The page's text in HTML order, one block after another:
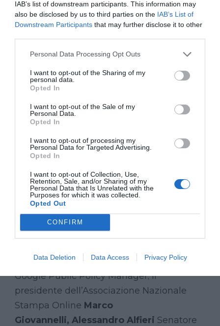
IAB’s list of downstream participants. This information may
also be disclosed by us to third parties on the IAB’s List of
Downstream Participants that may further disclose it to other
Personal Data Processing Opt Outs
I want to opt-out of the Sharing of my
personal data.
Opted In
I want to opt-out of the Sale of my
Personal Data.
Opted In
I want to opt-out of processing my
Personal Data for Targeted Advertising.
Opted In
I want to opt-out of Collection, Use,
Retention, Sale, and/or Sharing of my
Personal Data that Is Unrelated with the
Purposes for which it was collected.
Opted Out
CONFIRM
Data Deletion Data Access Privacy Policy
Direzione Investigativa Antimafia;Mario
Turla
partner a
Txt Risk
Responsabile del Dipartimento di
giornalista di Varesenews
Nando
Mastrillo
Andrea Nelson Mauro
Montegrappa, un corso per imparare a
utilizzare e analizzare al meglio i dati per
poi essere capaci di inserirli all’interno
della narrazione giornalistica.
Nella Sala Campiotti dalle 17 ci sarà la
possibilità di assistere a un dibattito
locale, interverranno:Enrico Bellini,
Google Public Policy Manager; il
presidente dell’Associazione Nazionale
Stampa Online Marco
Giovannelli, Alessandro Alfieri Senatore